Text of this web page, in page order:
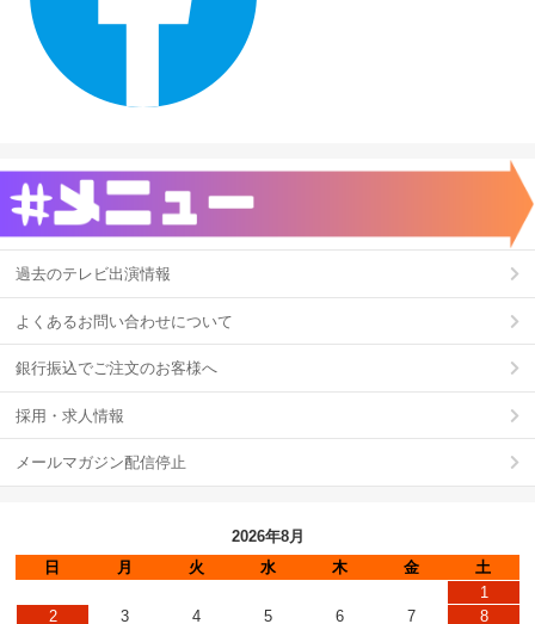
過去のテレビ出演情報
よくあるお問い合わせについて
銀行振込でご注文のお客様へ
採用・求人情報
メールマガジン配信停止
2026年8月
日
月 火 水 木 金
土
1
2
3 4 5 6 7 8